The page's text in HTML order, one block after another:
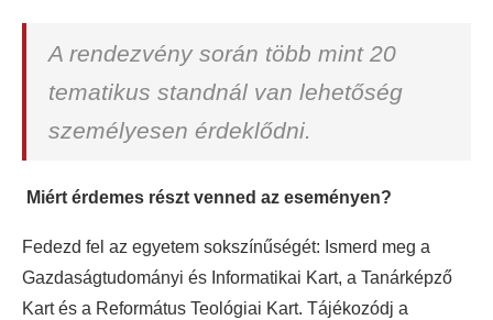
A rendezvény során több mint 20
tematikus standnál van lehetőség
személyesen érdeklődni.
Miért érdemes részt venned az eseményen?
Fedezd fel az egyetem sokszínűségét: Ismerd meg a
Gazdaságtudományi és Informatikai Kart, a Tanárképző
Kart és a Református Teológiai Kart. Tájékozódj a